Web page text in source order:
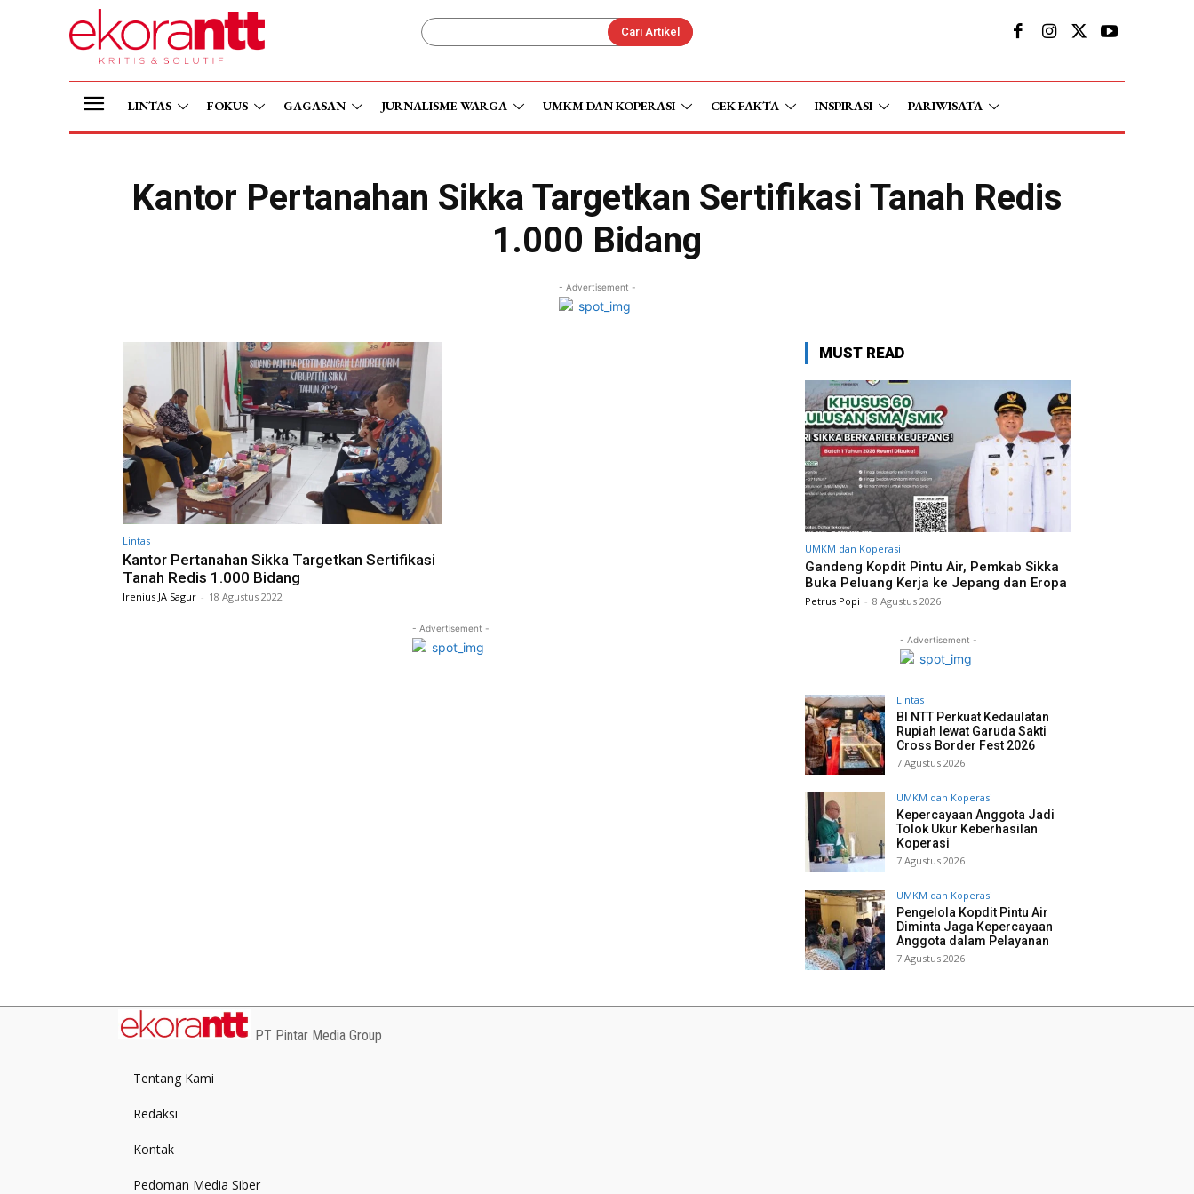
Cari Artikel
LINTAS FOKUS GAGASAN JURNALISME WARGA UMKM DAN KOPERASI CEK FAKTA INSPIRASI PARIWISATA
Kantor Pertanahan Sikka Targetkan Sertifikasi Tanah Redis
1.000 Bidang
- Advertisement -
Lintas
Kantor Pertanahan Sikka Targetkan Sertifikasi
Tanah Redis 1.000 Bidang
Irenius JA Sagur - 18 Agustus 2022
- Advertisement -
MUST READ
UMKM dan Koperasi
Gandeng Kopdit Pintu Air, Pemkab Sikka
Buka Peluang Kerja ke Jepang dan Eropa
Petrus Popi - 8 Agustus 2026
- Advertisement -
Lintas
BI NTT Perkuat Kedaulatan
Rupiah lewat Garuda Sakti
Cross Border Fest 2026
7 Agustus 2026
UMKM dan Koperasi
Kepercayaan Anggota Jadi
Tolok Ukur Keberhasilan
Koperasi
7 Agustus 2026
UMKM dan Koperasi
Pengelola Kopdit Pintu Air
Diminta Jaga Kepercayaan
Anggota dalam Pelayanan
7 Agustus 2026
PT Pintar Media Group
Tentang Kami
Redaksi
Kontak
Pedoman Media Siber